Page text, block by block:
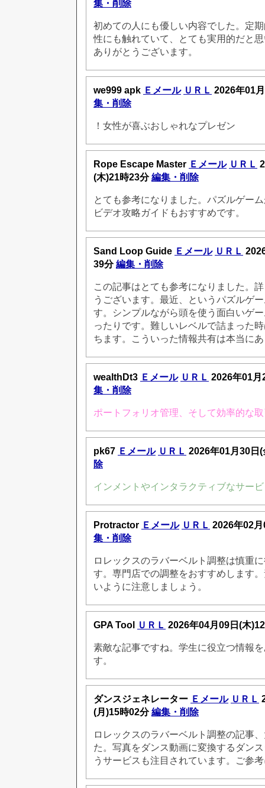
集・削除
初めての人にも優しい内容でした。定
性にも触れていて、とても実用的だと
ありがとうございます。
we999 apk Ｅメール ＵＲＬ 2026年01
集・削除
！女性が喜ぶおしゃれなプレゼン
Rope Escape Master Ｅメール ＵＲＬ
(木)21時23分編集・削除
とても参考になりました。パズルゲー
ビデオ攻略ガイドもおすすめです。
Sand Loop Guide Ｅメール ＵＲＬ
39分編集・削除
この記事はとても参考になりました。
うございます。最近、というパズルゲ
す。シンプルながら頭を使う面白いゲ
ったりです。難しいレベルで詰まった
ちます。こういった情報共有は本当に
wealthDt3 Ｅメール ＵＲＬ 2026年01
集・削除
ポートフォリオ管理、そして効率的な
pk67 Ｅメール ＵＲＬ 2026年01月30日
除
インメントやインタラクティブなサービ
Protractor Ｅメール ＵＲＬ 2026年02
集・削除
ロレックスのラバーベルト調整は慎重
す。専門店での調整をおすすめします
いように注意しましょう。
GPA Tool ＵＲＬ 2026年04月09日(木
素敵な記事ですね。学生に役立つ情報
す。
ダンスジェネレーター Ｅメール ＵＲＬ
(月)15時02分編集・削除
ロレックスのラバーベルト調整の記事
た。写真をダンス動画に変換するダン
うサービスも注目されています。ご参